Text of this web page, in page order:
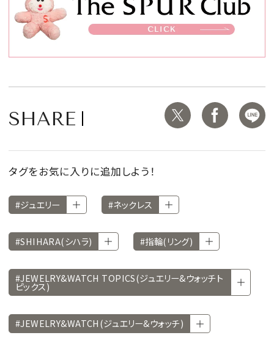
SHARE
タグをお気に入りに追加しよう！
#ジュエリー #ネックレス
#SHIHARA(シハラ) #指輪(リング)
#JEWELRY&WATCH TOPICS(ジュエリー&ウォッチト
ピックス)
#JEWELRY&WATCH(ジュエリー&ウォッチ)